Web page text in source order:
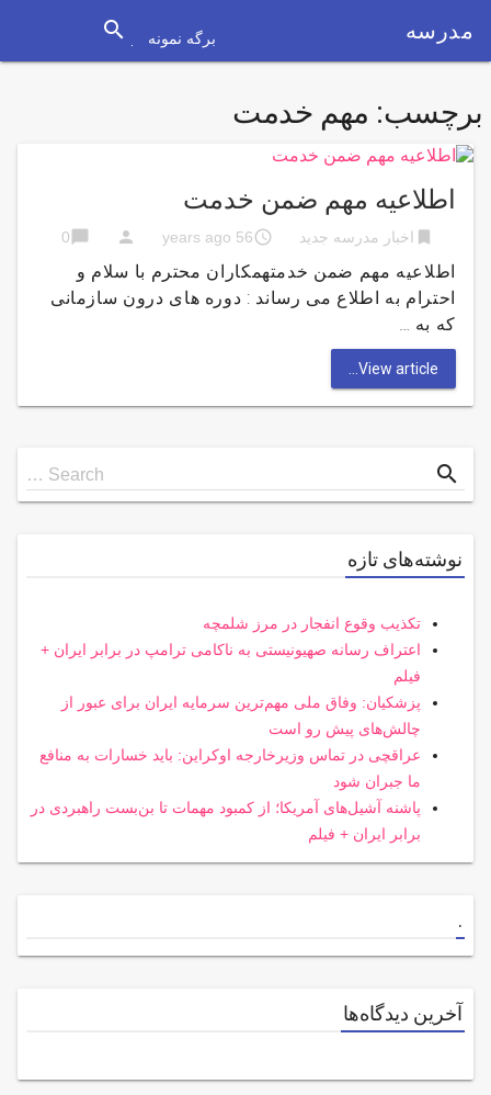
مدرسه برگه نمونه search
برچسب: مهم خدمت
اطلاعیه مهم ضمن خدمت
bookmark اخبار مدرسه جدید access_time
56 years ago
person
chat_bubble
0
اطلاعیه مهم ضمن خدمتهمکاران محترم با سلام و
احترام ​به اطلاع می رساند : دوره های درون سازمانی
که به …
View article...
Search
for
Search … search
نوشته‌های تازه
تکذیب وقوع انفجار در مرز شلمچه
اعتراف رسانه صهیونیستی به ناکامی ترامپ در برابر ایران +
فیلم
پزشکیان: وفاق ملی مهم‌ترین سرمایه ایران برای عبور از
چالش‌های پیش رو است
عراقچی در تماس وزیرخارجه اوکراین: باید خسارات به منافع
ما جبران شود
پاشنه آشیل‌های آمریکا؛ از کمبود مهمات تا بن‌بست راهبردی در
برابر ایران + فیلم
.
آخرین دیدگاه‌ها